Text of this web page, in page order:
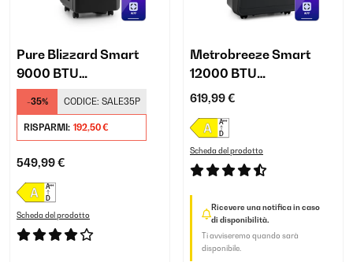
Pure Blizzard Smart
9000 BTU
Condizionatore
portatile Nero
-35% CODICE: SALE35P
RISPARMI: 192,50 €
549,99 €
Scheda del prodotto
Metrobreeze Smart
12000 BTU
Condizionatore
619,99 €
Scheda del prodotto
Ricevere una notifica in caso
di disponibilità.
Ti avviseremo quando sarà
disponibile.